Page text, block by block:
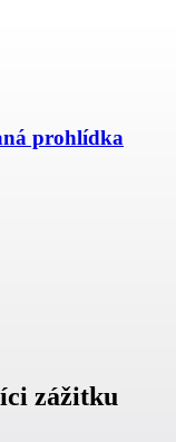
prohlídka
zážitku